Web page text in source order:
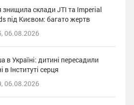
знищила склади JTI та Imperial
під Києвом: багато жертв
06.08.2026
в Україні: дитині пересадили
в Інституті серця
06.08.2026